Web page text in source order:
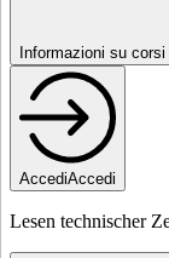
Informazioni su
AccediAccedi
Lesen technischer